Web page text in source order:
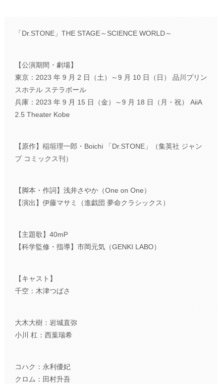
「Dr.STONE」THE STAGE～SCIENCE WORLD～
【公演期間・劇場】
東京：2023 年 9 月 2 日（土）～9 月 10 日（日） 品川プリン
スホテル ステラボール
兵庫：2023 年 9 月 15 日（金）～9 月 18 日（月・祝） AiiA
2.5 Theater Kobe
【原作】稲垣理一郎・Boichi 「Dr.STONE」（集英社 ジャン
プ コミックス刊）
【脚本・作詞】浅井さやか（One on One）
【演出】伊藤マサミ（進戯団 夢命クラシックス）
【主題歌】40mP
【科学監修・指導】市岡元気（GENKI LABO）
【キャスト】
千空：木津つばさ
大木大樹：岩城直弥
小川 杠：西葉瑞希
コハク：永利優妃
クロム：田村升吾